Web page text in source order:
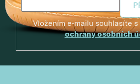
Vložením e-mailu souhlasíte s
ochrany osobních